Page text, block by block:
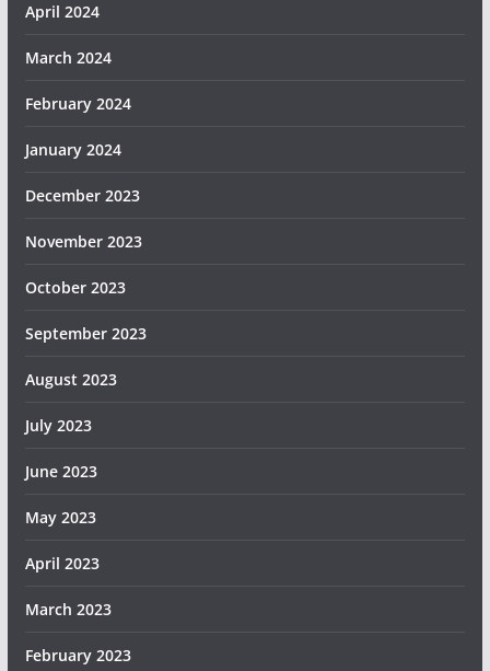
April 2024
March 2024
February 2024
January 2024
December 2023
November 2023
October 2023
September 2023
August 2023
July 2023
June 2023
May 2023
April 2023
March 2023
February 2023